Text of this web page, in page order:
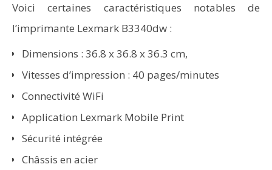
Voici certaines caractéristiques notables de
l’imprimante Lexmark B3340dw :
Dimensions : 36.8 x 36.8 x 36.3 cm,
Vitesses d’impression : 40 pages/minutes
Connectivité WiFi
Application Lexmark Mobile Print
Sécurité intégrée
Châssis en acier